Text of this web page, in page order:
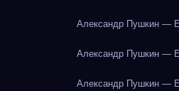
Александр Пушкин —
Александр Пушкин —
Александр Пушкин —